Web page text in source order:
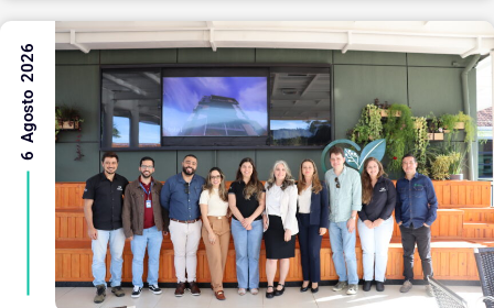
6 Agosto 2026